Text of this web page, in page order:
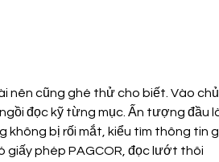
nên cũng ghé thử cho biết. Vào chủ
đọc kỹ từng mục. Ấn tượng đầu
không bị rối mắt, kiểu tìm thông tin
giấy phép PAGCOR, đọc lướt thôi